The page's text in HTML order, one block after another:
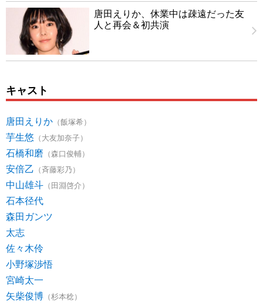
唐田えりか、休業中は疎遠だった友
人と再会＆初共演
キャスト
唐田えりか （飯塚希）
芋生悠 （大友加奈子）
石橋和磨 （森口俊輔）
安倍乙 （斉藤彩乃）
中山雄斗 （田淵啓介）
石本径代
森田ガンツ
太志
佐々木伶
小野塚渉悟
宮崎太一
矢柴俊博 （杉本稔）